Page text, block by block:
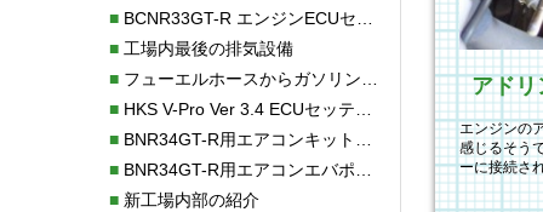
アドリ
エンジンの
感じるそう
ーに接続さ
パッキン
■BCNR33GT-R エンジンECUセッティング調整
■工場内最後の排気設備
■フューエルホースからガソリン漏れ
■HKS V-Pro Ver 3.4 ECUセッティング
■BNR34GT-R用エアコンキット新発売！！
■BNR34GT-R用エアコンエバポレーターを新発売！！
■新工場内部の紹介